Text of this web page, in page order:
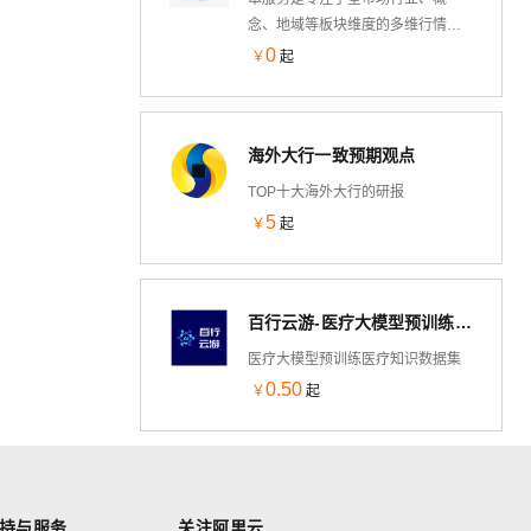
念、地域等板块维度的多维行情与
数据分析工具集。通过对各细分板
统与终端用户实时掌握板块轮动规
律和热点行业趋势。
￥0 起
海外大行一致预期观点
TOP十大海外大行的研报
￥5 起
百行云游-医疗大模型预训练医疗知识数据集
医疗大模型预训练医疗知识数据集
￥0.50 起